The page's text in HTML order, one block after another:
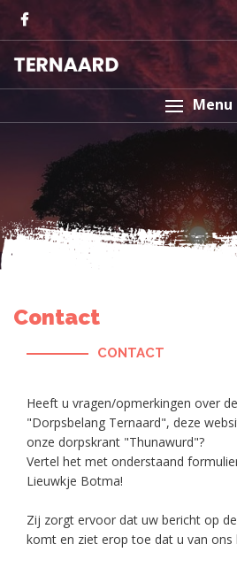
Menu
Contact
CONTACT
Heeft u vragen/opmerkingen over
"Dorpsbelang Ternaard", deze
onze dorpskrant "Thunawurd"?
Vertel het met onderstaand
Lieuwkje Botma!
Zij zorgt ervoor dat uw bericht op
komt en ziet erop toe dat u van ons